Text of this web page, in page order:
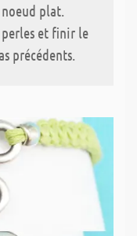
plat.
perles et finir le
précédents.